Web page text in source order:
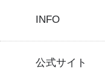
INFO
公式サイト